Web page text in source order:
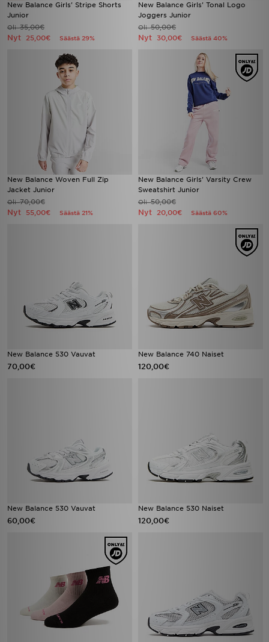
New Balance Girls' Stripe Shorts
Junior
Oli35,00€
Nyt 25,00€ Säästä 29%
New Balance Girls' Tonal Logo
Joggers Junior
Oli50,00€
Nyt 30,00€ Säästä 40%
New Balance Woven Full Zip
Jacket Junior
Oli70,00€
Nyt 55,00€ Säästä 21%
New Balance Girls' Varsity Crew
Sweatshirt Junior
Oli50,00€
Nyt 20,00€ Säästä 60%
New Balance 530 Vauvat
70,00€
New Balance 740 Naiset
120,00€
New Balance 530 Vauvat
60,00€
New Balance 530 Naiset
120,00€